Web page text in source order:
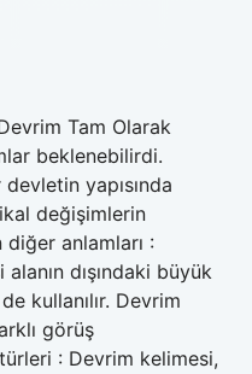
Tam Olarak
beklenebilirdi.
yapısında
değişimlerin
anlamları :
dışındaki büyük
kullanılır. Devrim
görüş
: Devrim kelimesi,